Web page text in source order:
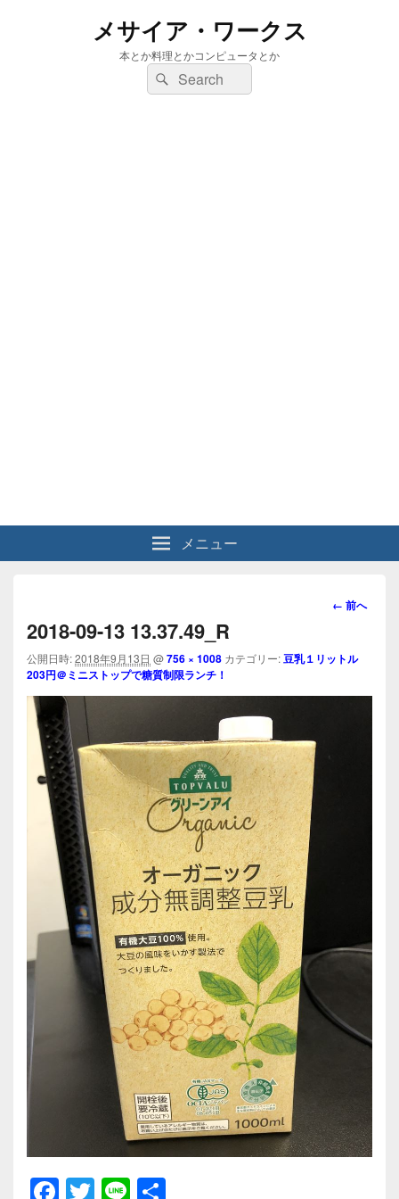
メサイア・ワークス
本とか料理とかコンピュータとか
検
索:
検
索
メニュー
画
ビ
ー
← 前へ
2018-09-13 13.37.49_R
公開日時:2018年9月13日 @756 × 1008 カテゴリー:豆乳１リットル
203円＠ミニストップで糖質制限ランチ！